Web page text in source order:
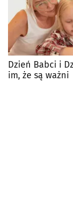
Dzień Babci i
im, że są ważni